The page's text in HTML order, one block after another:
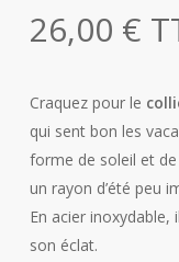
26,00 €
Craquez pour le
qui sent bon les
forme de soleil et
un rayon d’été peu
En acier
son éclat.